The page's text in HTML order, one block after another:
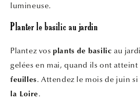
lumineuse.
Planter le basilic au jardin
Plantez vosplants de basilic au
gelées en mai, quand ils ont
feuilles. Attendez le mois de juin si
la Loire .